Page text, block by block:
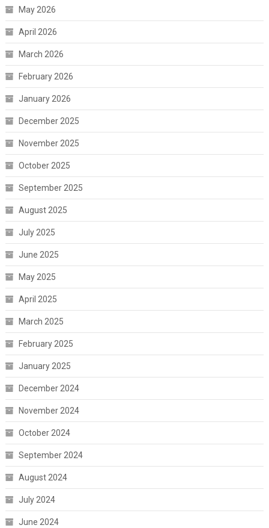
May 2026
April 2026
March 2026
February 2026
January 2026
December 2025
November 2025
October 2025
September 2025
August 2025
July 2025
June 2025
May 2025
April 2025
March 2025
February 2025
January 2025
December 2024
November 2024
October 2024
September 2024
August 2024
July 2024
June 2024